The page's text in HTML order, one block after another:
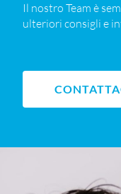
Il nostro Team è
ulteriori consigli e